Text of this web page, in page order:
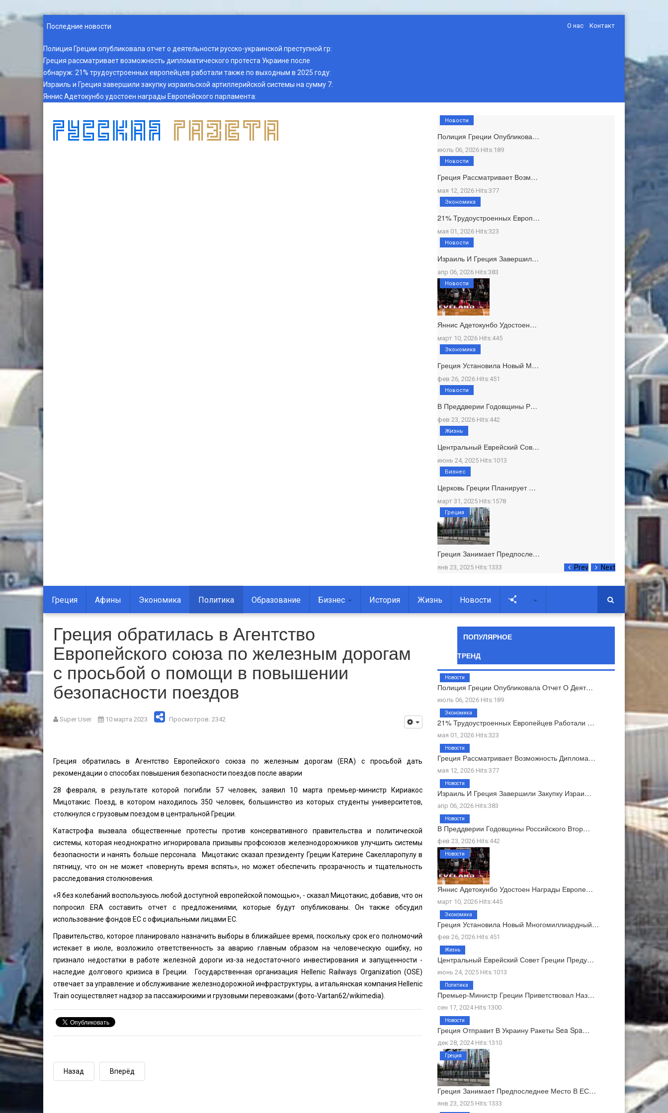
Последние новости
Полиция Греции опубликовала отчет о деятельности русско-украинской преступной гр:
Греция рассматривает возможность дипломатического протеста Украине после
обнаруж: 21% трудоустроенных европейцев работали также по выходным в 2025 году:
Израиль и Греция завершили закупку израильской артиллерийской системы на сумму 7:
Яннис Адетокунбо удостоен награды Европейского парламента:
О нас Контакт
Prev Next
Полиция Греции Опубликова…
июль 06, 2026 Hits:189
Новости
Греция Рассматривает Возм…
мая 12, 2026 Hits:377
Новости
21% Трудоустроенных Европ…
мая 01, 2026 Hits:323
Экономика
Израиль И Греция Завершил…
апр 06, 2026 Hits:383
Новости
Яннис Адетокунбо Удостоен…
март 10, 2026 Hits:445
Новости
Греция Установила Новый М…
фев 26, 2026 Hits:451
Экономика
В Преддверии Годовщины Р…
фев 23, 2026 Hits:442
Новости
Центральный Еврейский Сов…
июнь 24, 2025 Hits:1013
Жизнь
Церковь Греции Планирует …
март 31, 2025 Hits:1578
Бизнес
Греция Занимает Предпосле…
янв 23, 2025 Hits:1333
Греция
Греция Афины Экономика Политика Образование Бизнес История Жизнь Новости
Греция обратилась в Агентство
Европейского союза по железным дорогам
с просьбой о помощи в повышении
безопасности поездов
Super User 10 марта 2023 Просмотров: 2342
Греция обратилась в Агентство Европейского союза по железным дорогам (ERA) с просьбой дать
рекомендации о способах повышения безопасности поездов после аварии
28 февраля, в результате которой погибли 57 человек, заявил 10 марта премьер-министр Кириакос
Мицотакис. Поезд, в котором находилось 350 человек, большинство из которых студенты университетов,
столкнулся с грузовым поездом в центральной Греции.
Катастрофа вызвала общественные протесты против консервативного правительства и политической
системы, которая неоднократно игнорировала призывы профсоюзов железнодорожников улучшить системы
безопасности и нанять больше персонала. Мицотакис сказал президенту Греции Катерине Сакелларопулу в
пятницу, что он не может «повернуть время вспять», но может обеспечить прозрачность и тщательность
расследования столкновения.
«Я без колебаний воспользуюсь любой доступной европейской помощью», - сказал Мицотакис, добавив, что он
попросил ERA составить отчет с предложениями, которые будут опубликованы. Он также обсудил
использование фондов ЕС с официальными лицами ЕС.
Правительство, которое планировало назначить выборы в ближайшее время, поскольку срок его полномочий
истекает в июле, возложило ответственность за аварию главным образом на человеческую ошибку, но
признало недостатки в работе железной дороги из-за недостаточного инвестирования и запущенности -
наследие долгового кризиса в Греции. Государственная организация Hellenic Railways Organization (OSE)
отвечает за управление и обслуживание железнодорожной инфраструктуры, а итальянская компания Hellenic
Train осуществляет надзор за пассажирскими и грузовыми перевозками (фото-Vartan62/wikimedia).
Назад Вперёд
ПОПУЛЯРНОЕ
ТРЕНД
Полиция Греции Опубликовала Отчет О Деят…
июль 06, 2026 Hits:189
Новости
21% Трудоустроенных Европейцев Работали …
мая 01, 2026 Hits:323
Экономика
Греция Рассматривает Возможность Диплома…
мая 12, 2026 Hits:377
Новости
Израиль И Греция Завершили Закупку Израи…
апр 06, 2026 Hits:383
Новости
В Преддверии Годовщины Российского Втор…
фев 23, 2026 Hits:442
Новости
Яннис Адетокунбо Удостоен Награды Европе…
март 10, 2026 Hits:445
Новости
Греция Установила Новый Многомиллиардный…
фев 26, 2026 Hits:451
Экономика
Центральный Еврейский Совет Греции Преду…
июнь 24, 2025 Hits:1013
Жизнь
Премьер-Министр Греции Приветствовал Наз…
сен 17, 2024 Hits:1300
Политика
Греция Отправит В Украину Ракеты Sea Spa…
дек 28, 2024 Hits:1310
Новости
Греция Занимает Предпоследнее Место В ЕС…
янв 23, 2025 Hits:1333
Греция